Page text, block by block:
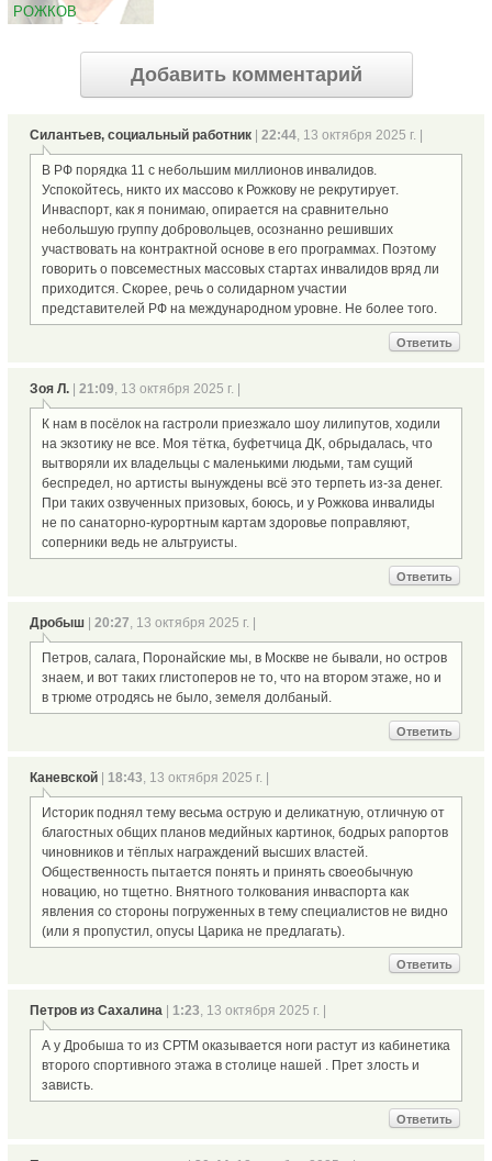
РОЖКОВ
Добавить комментарий
Силантьев, социальный работник 22:44, 13 октября 2025 г. |
В РФ порядка 11 с небольшим миллионов инвалидов.
Успокойтесь, никто их массово к Рожкову не рекрутирует.
Инваспорт, как я понимаю, опирается на сравнительно
небольшую группу добровольцев, осознанно решивших
участвовать на контрактной основе в его программах. Поэтому
говорить о повсеместных массовых стартах инвалидов вряд ли
приходится. Скорее, речь о солидарном участии
представителей РФ на международном уровне. Не более того.
Ответить
Зоя Л. 21:09, 13 октября 2025 г. |
К нам в посёлок на гастроли приезжало шоу лилипутов, ходили
на экзотику не все. Моя тётка, буфетчица ДК, обрыдалась, что
вытворяли их владельцы с маленькими людьми, там сущий
беспредел, но артисты вынуждены всё это терпеть из-за денег.
При таких озвученных призовых, боюсь, и у Рожкова инвалиды
не по санаторно-курортным картам здоровье поправляют,
соперники ведь не альтруисты.
Ответить
Дробыш | 20:27 , 13 октября 2025 г. |
Петров, салага, Поронайские мы, в Москве не бывали, но остров
знаем, и вот таких глистоперов не то, что на втором этаже, но и
в трюме отродясь не было, земеля долбаный.
Ответить
Каневской | 18:43 , 13 октября 2025 г. |
Историк поднял тему весьма острую и деликатную, отличную от
благостных общих планов медийных картинок, бодрых рапортов
чиновников и тёплых награждений высших властей.
Общественность пытается понять и принять своеобычную
новацию, но тщетно. Внятного толкования инваспорта как
явления со стороны погруженных в тему специалистов не видно
(или я пропустил, опусы Царика не предлагать).
Ответить
Петров из Сахалина 1:23, 13 октября 2025 г. |
А у Дробыша то из СРТМ оказывается ноги растут из кабинетика
второго спортивного этажа в столице нашей . Прет злость и
зависть.
Ответить